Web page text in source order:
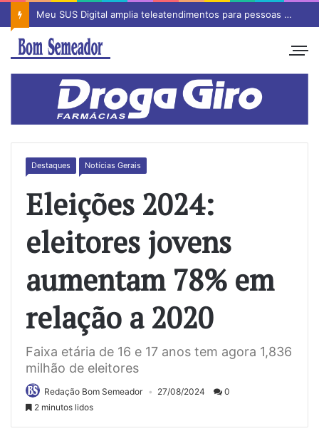
Meu SUS Digital amplia teleatendimentos para pessoas com problemas com jogos e apostas
Destaques Notícias Gerais
Eleições 2024:
eleitores jovens
aumentam 78% em
relação a 2020
Faixa etária de 16 e 17 anos tem agora 1,836
milhão de eleitores
Redação Bom Semeador 27/08/2024
0
2 minutos lidos